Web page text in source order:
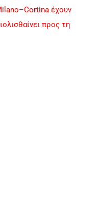
έχουν
προς τη